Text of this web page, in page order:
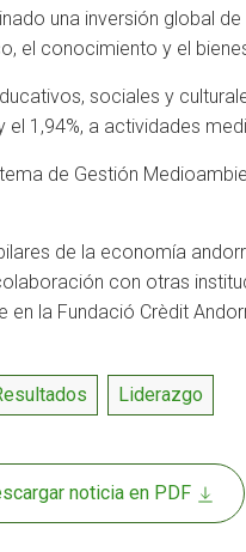
una inversión global
el conocimiento y el
sociales y
1,94%, a actividades
de Gestión
de la economía
con otras
la Fundació Crèdit
Liderazgo
noticia en PDF